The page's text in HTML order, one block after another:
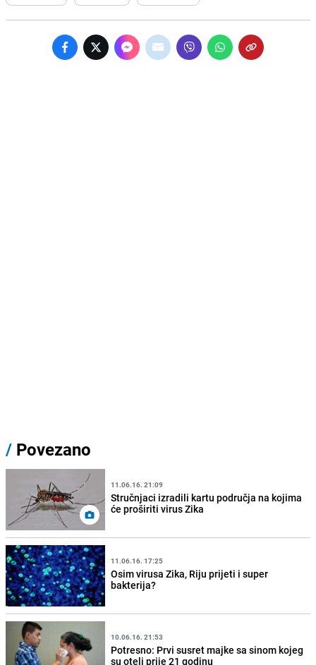
/ Povezano
11.06.16. 21:09
Stručnjaci izradili kartu područja na kojima
će proširiti virus Zika
11.06.16. 17:25
Osim virusa Zika, Riju prijeti i super
bakterija?
10.06.16. 21:53
Potresno: Prvi susret majke sa sinom kojeg
su oteli prije 21 godinu